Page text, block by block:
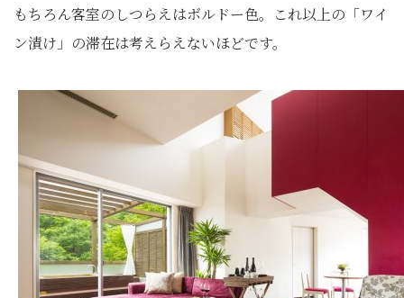
もちろん客室のしつらえはボルドー色。これ以上の「ワイ
ン漬け」の滞在は考えらえないほどです。